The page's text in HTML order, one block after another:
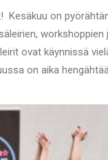
Kesäkuu on
workshoppien
ovat käynnissä
on aika